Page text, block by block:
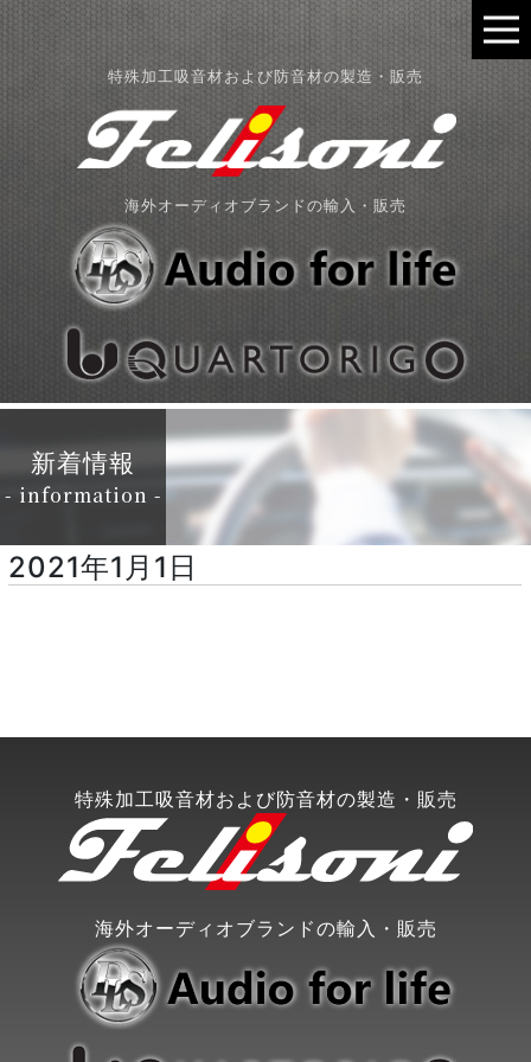
特殊加工吸音材および防音材の製造・販売
海外オーディオブランドの輸入・販売
新着情報
- information -
2021年1月1日
特殊加工吸音材および防音材の製造・販売
海外オーディオブランドの輸入・販売